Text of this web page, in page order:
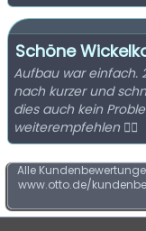
Schöne
Aufbau war einfach.
nach kurzer und
dies auch kein
weiterempfehlen 👍🏼
Alle
www.otto.de/